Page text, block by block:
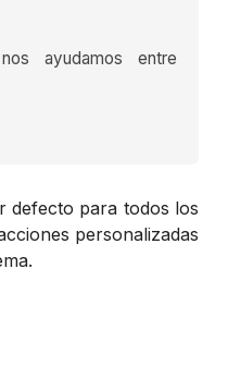
ayudamos entre
defecto para todos los
personalizadas